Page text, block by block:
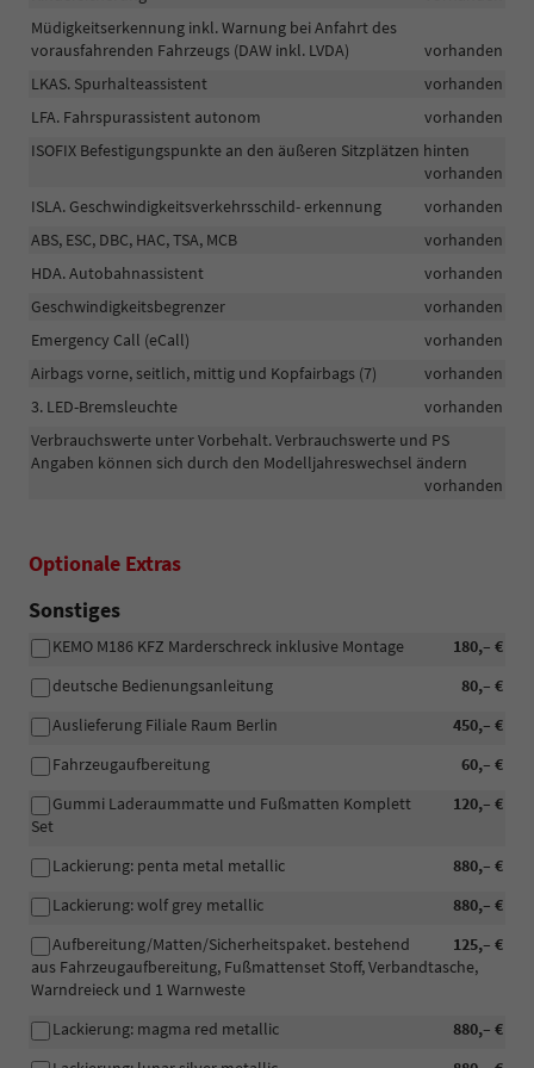
Müdigkeitserkennung inkl. Warnung bei Anfahrt des
vorausfahrenden Fahrzeugs (DAW inkl. LVDA)
vorhanden
LKAS. Spurhalteassistent
vorhanden
LFA. Fahrspurassistent autonom
vorhanden
ISOFIX Befestigungspunkte an den äußeren Sitzplätzen hinten
vorhanden
ISLA. Geschwindigkeitsverkehrsschild- erkennung
vorhanden
ABS, ESC, DBC, HAC, TSA, MCB
vorhanden
HDA. Autobahnassistent
vorhanden
Geschwindigkeitsbegrenzer
vorhanden
Emergency Call (eCall)
vorhanden
Airbags vorne, seitlich, mittig und Kopfairbags (7)
vorhanden
3. LED-Bremsleuchte
vorhanden
Verbrauchswerte unter Vorbehalt. Verbrauchswerte und PS
Angaben können sich durch den Modelljahreswechsel ändern
vorhanden
Optionale Extras
Sonstiges
180,– €
KEMO M186 KFZ Marderschreck inklusive Montage
80,– €
deutsche Bedienungsanleitung
450,– €
Auslieferung Filiale Raum Berlin
60,– €
Fahrzeugaufbereitung
120,– €
Gummi Laderaummatte und Fußmatten Komplett
Set
880,– €
Lackierung: penta metal metallic
880,– €
Lackierung: wolf grey metallic
125,– €
Aufbereitung/Matten/Sicherheitspaket. bestehend
aus Fahrzeugaufbereitung, Fußmattenset Stoff, Verbandtasche,
Warndreieck und 1 Warnweste
880,– €
Lackierung: magma red metallic